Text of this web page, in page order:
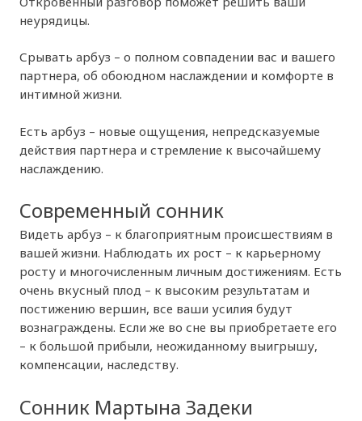
неурядицы.
Срывать арбуз – о полном совпадении вас и вашего
партнера, об обоюдном наслаждении и комфорте в
интимной жизни.
Есть арбуз – новые ощущения, непредсказуемые
действия партнера и стремление к высочайшему
наслаждению.
Современный сонник
Видеть арбуз – к благоприятным происшествиям в
вашей жизни. Наблюдать их рост – к карьерному
росту и многочисленным личным достижениям. Есть
очень вкусный плод – к высоким результатам и
постижению вершин, все ваши усилия будут
вознаграждены. Если же во сне вы приобретаете его
– к большой прибыли, неожиданному выигрышу,
компенсации, наследству.
Сонник Мартына Задеки